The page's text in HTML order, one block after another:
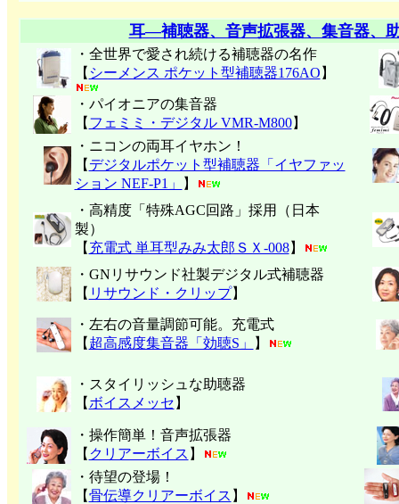
耳―補聴器、音声拡張器、集音器、
・全世界で愛され続ける補聴器の名作
【 シーメンス ポケット型補聴器176AO 】
・パイオニアの集音器
【 フェミミ・デジタル VMR-M800】
・ニコンの両耳イヤホン！
【 デジタルポケット型補聴器「イヤファッ
ション NEF-P1」
】
・高精度「特殊AGC回路」採用（日本
製）
【 充電式 単耳型みみ太郎ＳＸ-008】
・GNリサウンド社製デジタル式補聴器
【 リサウンド・クリップ】
・左右の音量調節可能。充電式
【 超高感度集音器「効聴S」 】
・スタイリッシュな助聴器
【 ボイスメッセ 】
・操作簡単！音声拡張器
【 クリアーボイス 】
・待望の登場！
【骨伝導クリアーボイス 】